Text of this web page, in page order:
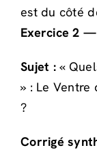
est du côté
Exercice 2
Sujet :«
» : Le
?
Corrigé